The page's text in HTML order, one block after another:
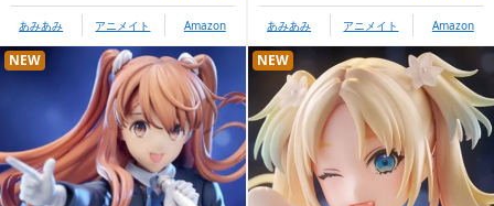
「グッドスマイルカンパニー公式ショップ」にて「ねんどろい
あみあみ アニメイト Amazon あみあみ アニメイト Amazon
NEW NEW